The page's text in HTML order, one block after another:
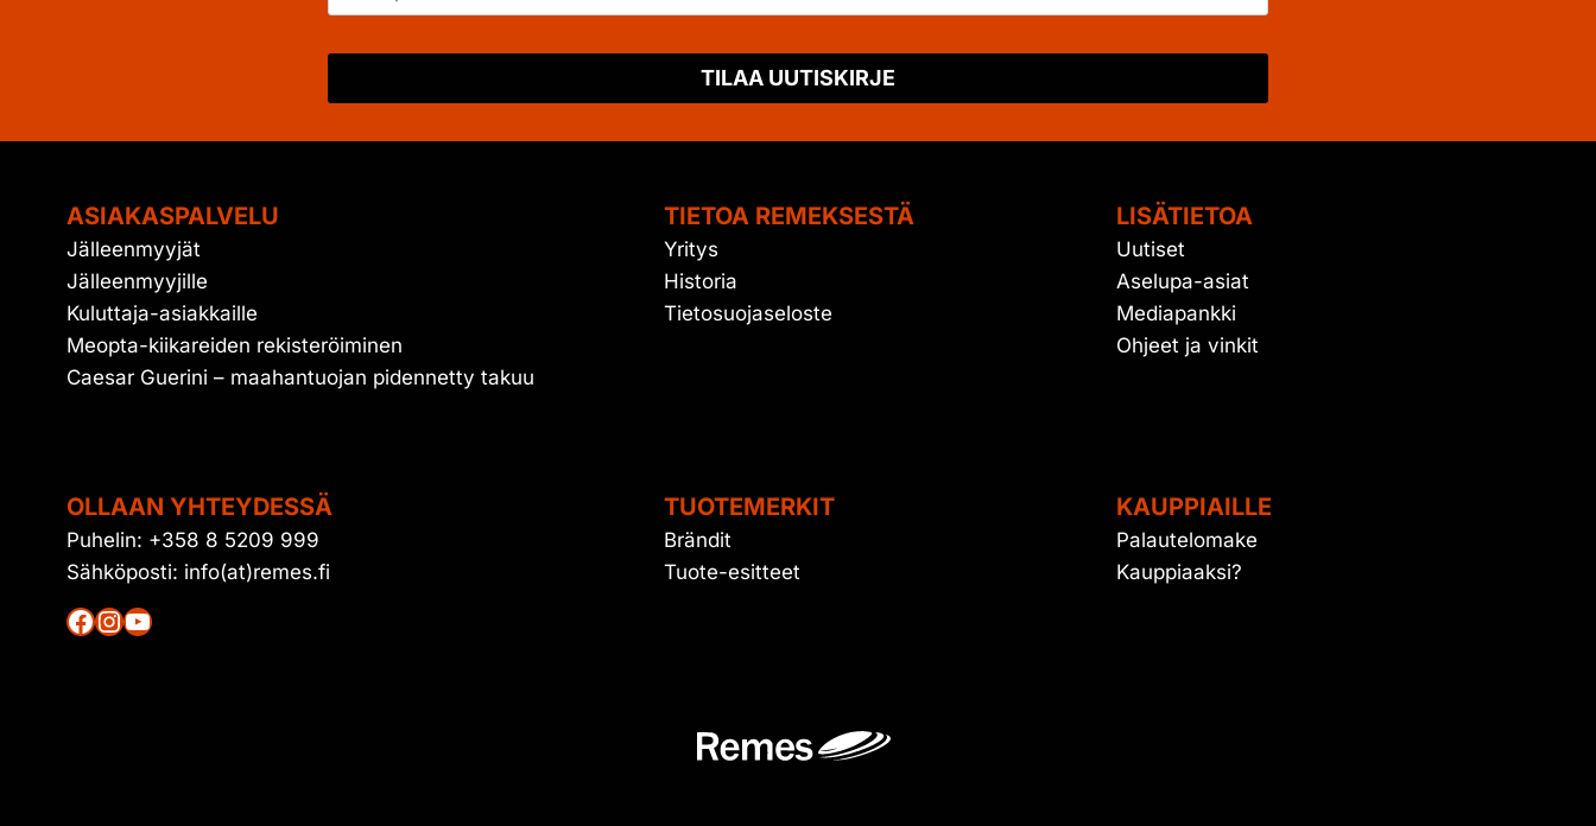
TILAA UUTISKIRJE
ASIAKASPALVELU
Jälleenmyyjät
Jälleenmyyjille
Kuluttaja-asiakkaille
Meopta-kiikareiden rekisteröiminen
Caesar Guerini – maahantuojan pidennetty takuu
TIETOA REMEKSESTÄ
Yritys
Historia
Tietosuojaseloste
LISÄTIETOA
Uutiset
Aselupa-asiat
Mediapankki
Ohjeet ja vinkit
OLLAAN YHTEYDESSÄ
Puhelin: +358 8 5209 999
Sähköposti: info(at)remes.fi
Facebook
Instagram
YouTube
TUOTEMERKIT
Brändit
Tuote-esitteet
KAUPPIAILLE
Palautelomake
Kauppiaaksi?